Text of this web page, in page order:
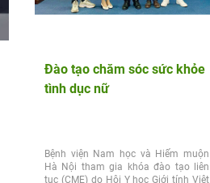
Đào tạo chăm sóc sức khỏe
tình dục nữ
Bệnh viện Nam học và Hiếm muộn
Hà Nội tham gia khóa đào tạo liên
tục (CME) do Hội Y học Giới tính Việt